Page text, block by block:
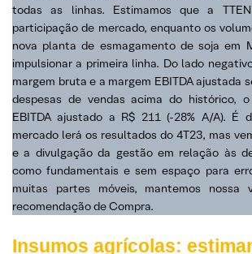
todas as linhas. Estimamos que a
participação de mercado, enquanto os
nova planta de esmagamento de soja em
impulsionar a primeira linha. Do lado
margem bruta e a margem EBITDA ajustada
despesas de vendas acima do histórico,
EBITDA ajustado a R$ 211 (-28% A/A). É
mercado lerá os resultados do 4T23, mas
e a divulgação da gestão em relação às
como fundamentais e sem espaço para
muitas partes móveis, mantemos nossa
recomendação de Compra.
Insumos agrícolas: